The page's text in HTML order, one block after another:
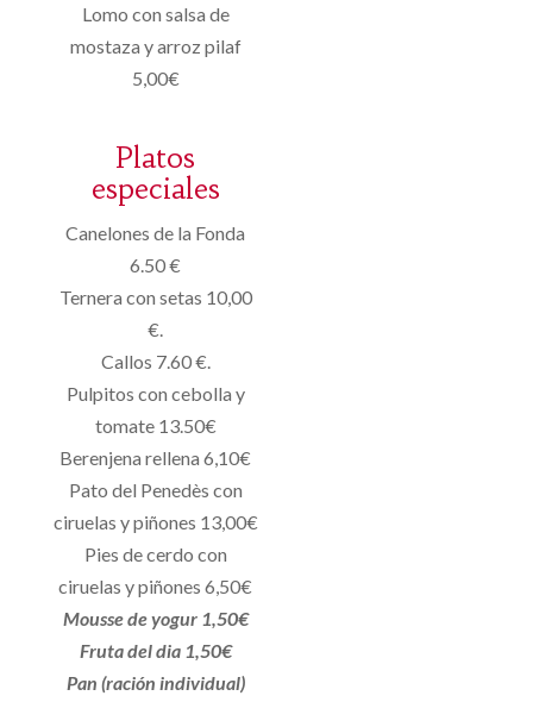
Lomo con salsa de
mostaza y arroz pilaf
5,00€
Platos
especiales
Canelones de la Fonda
6.50 €
Ternera con setas 10,00
€.
Callos 7.60 €.
Pulpitos con cebolla y
tomate 13.50€
Berenjena rellena 6,10€
Pato del Penedès con
ciruelas y piñones 13,00€
Pies de cerdo con
ciruelas y piñones 6,50€
Mousse de yogur 1,50€
Fruta del dia 1,50€
Pan (ración individual)